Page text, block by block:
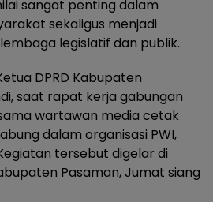
sangat penting dalam
sekaligus menjadi
legislatif dan publik.
DPRD Kabupaten
saat rapat kerja gabungan
wartawan media cetak
dalam organisasi PWI,
Kegiatan tersebut digelar di
Pasaman, Jumat siang